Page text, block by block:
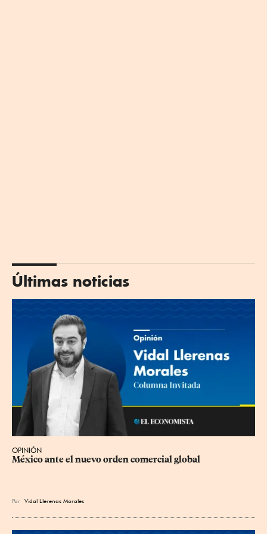
Últimas noticias
OPINIÓN
México ante el nuevo orden comercial global
Por Vidal Llerenas Morales